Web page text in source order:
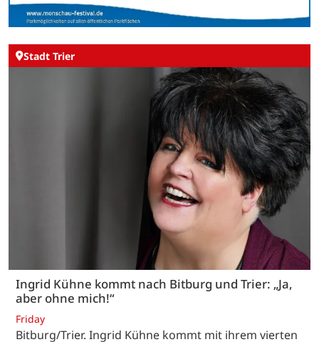
Stadt Trier
Ingrid Kühne kommt nach Bitburg und Trier: „Ja,
aber ohne mich!“
Friday
Bitburg/Trier. Ingrid Kühne kommt mit ihrem vierten